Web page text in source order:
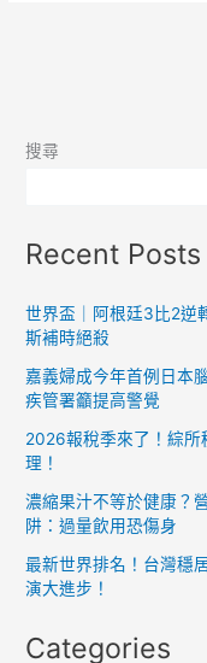
安
十
年：
揭
露
台
灣
間
諜
網
與
國
搜尋
Recent Posts
世界盃｜阿根廷3比2逆
斯補時絕殺
嘉義婦成今年首例日本
疾管署籲提高警覺
2026報稅季來了！綜所
理！
濃縮果汁不等於健康？
阱：過量飲用恐傷身
最新世界排名！台灣穩
演大進步！
Categories